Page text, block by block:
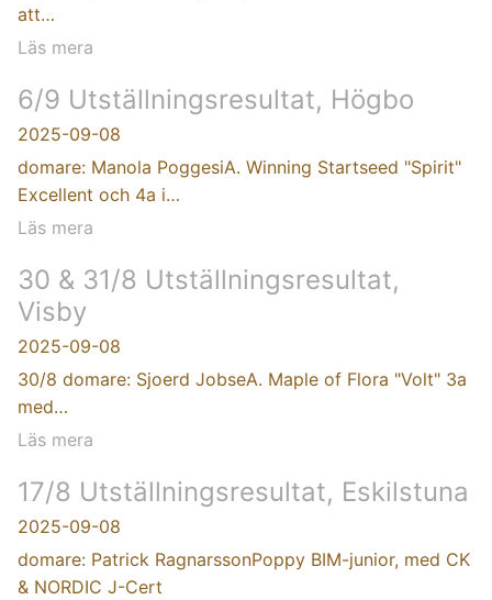
att…
Läs mera
6/9 Utställningsresultat, Högbo
2025-09-08
domare: Manola PoggesiA. Winning Startseed "Spirit"
Excellent och 4a i…
Läs mera
30 & 31/8 Utställningsresultat,
Visby
2025-09-08
30/8 domare: Sjoerd JobseA. Maple of Flora "Volt" 3a
med…
Läs mera
17/8 Utställningsresultat, Eskilstuna
2025-09-08
domare: Patrick RagnarssonPoppy BIM-junior, med CK
& NORDIC J-Cert